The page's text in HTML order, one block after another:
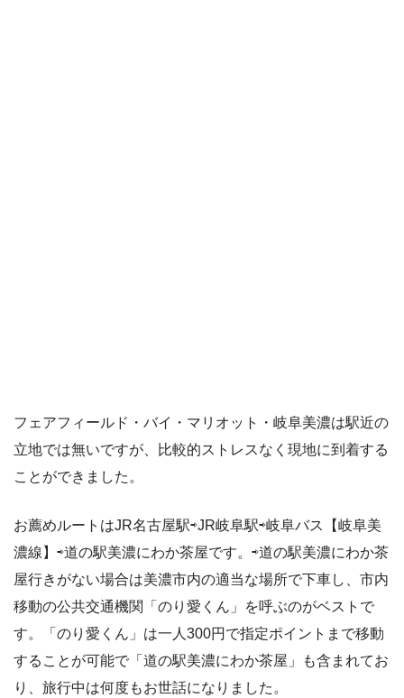
フェアフィールド・バイ・マリオット・岐阜美濃は駅近の
立地では無いですが、比較的ストレスなく現地に到着する
ことができました。
お薦めルートはJR名古屋駅⇨JR岐阜駅⇨岐阜バス【岐阜美
濃線】⇨道の駅美濃にわか茶屋です。⇨道の駅美濃にわか茶
屋行きがない場合は美濃市内の適当な場所で下車し、市内
移動の公共交通機関「のり愛くん」を呼ぶのがベストで
す。「のり愛くん」は一人300円で指定ポイントまで移動
することが可能で「道の駅美濃にわか茶屋」も含まれてお
り、旅行中は何度もお世話になりました。